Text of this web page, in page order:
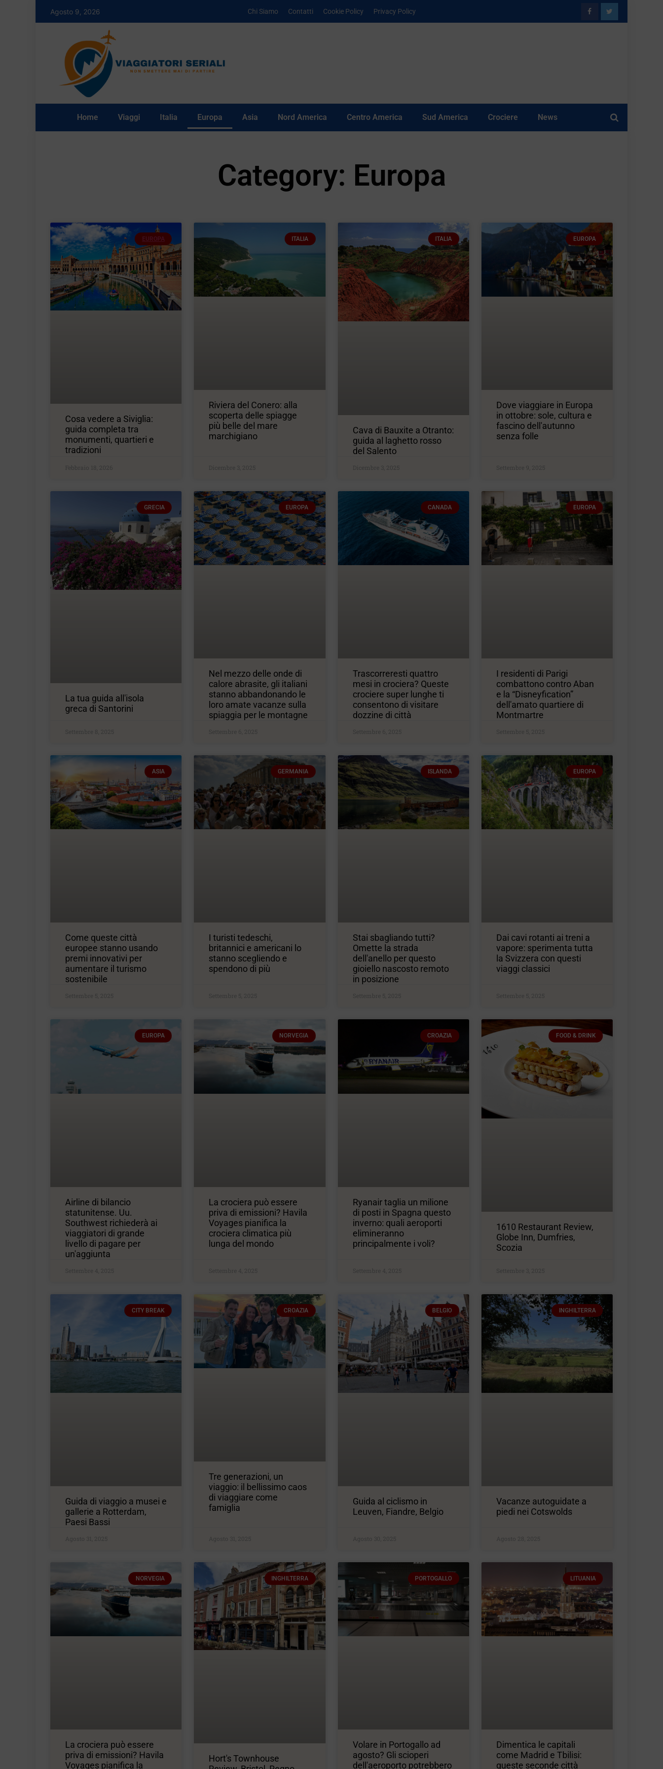
Agosto 9, 2026 Chi Siamo Contatti Cookie Policy Privacy Policy
Home Viaggi Italia Europa Asia Nord America Centro America Sud America Crociere News
Category: Europa
EUROPA
Cosa vedere a Siviglia:
guida completa tra
monumenti, quartieri e
tradizioni
Febbraio 18, 2026
ITALIA
Riviera del Conero: alla
scoperta delle spiagge
più belle del mare
marchigiano
Dicembre 3, 2025
ITALIA
Cava di Bauxite a Otranto:
guida al laghetto rosso
del Salento
Dicembre 3, 2025
EUROPA
Dove viaggiare in Europa
in ottobre: ​​sole, cultura e
fascino dell'autunno
senza folle
Settembre 9, 2025
GRECIA
La tua guida all'isola
greca di Santorini
Settembre 8, 2025
EUROPA
Nel mezzo delle onde di
calore abrasite, gli italiani
stanno abbandonando le
loro amate vacanze sulla
spiaggia per le montagne
Settembre 6, 2025
CANADA
Trascorreresti quattro
mesi in crociera? Queste
crociere super lunghe ti
consentono di visitare
dozzine di città
Settembre 6, 2025
EUROPA
I residenti di Parigi
combattono contro Aban
e la “Disneyfication”
dell'amato quartiere di
Montmartre
Settembre 5, 2025
ASIA
Come queste città
europee stanno usando
premi innovativi per
aumentare il turismo
sostenibile
Settembre 5, 2025
GERMANIA
I turisti tedeschi,
britannici e americani lo
stanno scegliendo e
spendono di più
Settembre 5, 2025
ISLANDA
Stai sbagliando tutti?
Omette la strada
dell'anello per questo
gioiello nascosto remoto
in posizione
Settembre 5, 2025
EUROPA
Dai cavi rotanti ai treni a
vapore: sperimenta tutta
la Svizzera con questi
viaggi classici
Settembre 5, 2025
EUROPA
Airline di bilancio
statunitense. Uu.
Southwest richiederà ai
viaggiatori di grande
livello di pagare per
un'aggiunta
Settembre 4, 2025
NORVEGIA
La crociera può essere
priva di emissioni? Havila
Voyages pianifica la
crociera climatica più
lunga del mondo
Settembre 4, 2025
CROAZIA
Ryanair taglia un milione
di posti in Spagna questo
inverno: quali aeroporti
elimineranno
principalmente i voli?
Settembre 4, 2025
FOOD & DRINK
1610 Restaurant Review,
Globe Inn, Dumfries,
Scozia
Settembre 3, 2025
CITY BREAK
Guida di viaggio a musei e
gallerie a Rotterdam,
Paesi Bassi
Agosto 31, 2025
CROAZIA
Tre generazioni, un
viaggio: il bellissimo caos
di viaggiare come
famiglia
Agosto 31, 2025
BELGIO
Guida al ciclismo in
Leuven, Fiandre, Belgio
Agosto 30, 2025
INGHILTERRA
Vacanze autoguidate a
piedi nei Cotswolds
Agosto 28, 2025
NORVEGIA
La crociera può essere
priva di emissioni? Havila
Voyages pianifica la
INGHILTERRA
Hort's Townhouse
PORTOGALLO
Volare in Portogallo ad
agosto? Gli scioperi
dell'aeroporto potrebbero
LITUANIA
Dimentica le capitali
come Madrid e Tbilisi:
queste seconde città